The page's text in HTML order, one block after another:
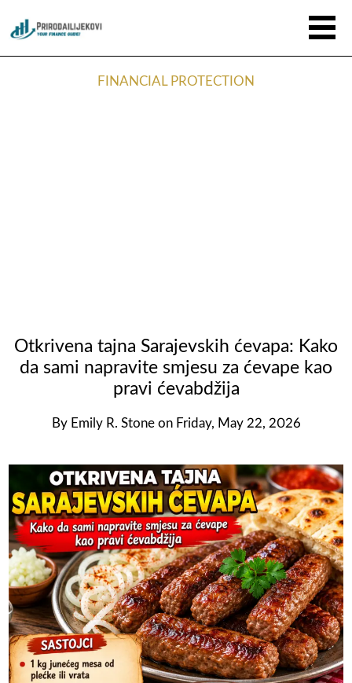
FINANCIAL PROTECTION
Otkrivena tajna Sarajevskih ćevapa: Kako
da sami napravite smjesu za ćevape kao
pravi ćevabdžija
By Emily R. Stone on Friday, May 22, 2026